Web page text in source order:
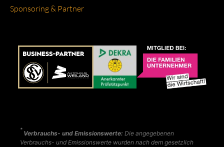
Spon­so­ring & Part­ner
*
Verbrauchs- und Emissionswerte: Die angegebenen
Verbrauchs- und Emissionswerte wurden nach dem gesetzlich